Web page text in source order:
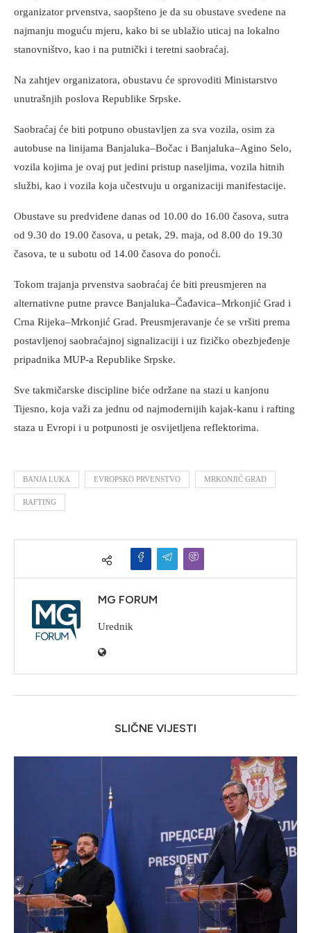
organizator prvenstva, saopšteno je da su obustave svedene na
najmanju moguću mjeru, kako bi se ublažio uticaj na lokalno
stanovništvo, kao i na putnički i teretni saobraćaj.
Na zahtjev organizatora, obustavu će sprovoditi Ministarstvo
unutrašnjih poslova Republike Srpske.
Saobraćaj će biti potpuno obustavljen za sva vozila, osim za
autobuse na linijama Banjaluka–Bočac i Banjaluka–Agino Selo,
vozila kojima je ovaj put jedini pristup naseljima, vozila hitnih
službi, kao i vozila koja učestvuju u organizaciji manifestacije.
Obustave su predviđene danas od 10.00 do 16.00 časova, sutra
od 9.30 do 19.00 časova, u petak, 29. maja, od 8.00 do 19.30
časova, te u subotu od 14.00 časova do ponoći.
Tokom trajanja prvenstva saobraćaj će biti preusmjeren na
alternativne putne pravce Banjaluka–Čađavica–Mrkonjić Grad i
Crna Rijeka–Mrkonjić Grad. Preusmjeravanje će se vršiti prema
postavljenoj saobraćajnoj signalizaciji i uz fizičko obezbjeđenje
pripadnika MUP-a Republike Srpske.
Sve takmičarske discipline biće održane na stazi u kanjonu
Tijesno, koja važi za jednu od najmodernijih kajak-kanu i rafting
staza u Evropi i u potpunosti je osvijetljena reflektorima.
BANJA LUKA EVROPSKO PRVENSTVO MRKONJIĆ GRAD
RAFTING
MG FORUM
Urednik
SLIČNE VIJESTI